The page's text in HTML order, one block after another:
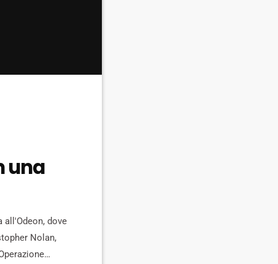
una
all'Odeon, dove
Nolan,